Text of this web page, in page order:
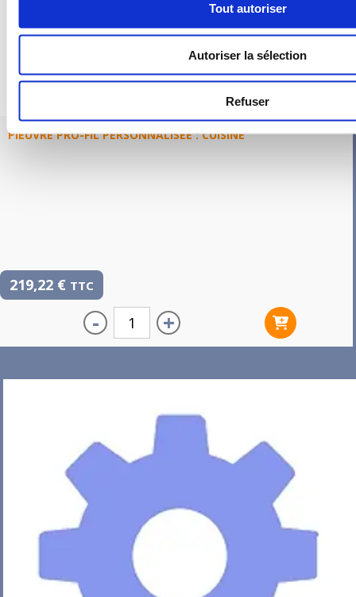
Tout autoriser
Autoriser la sélection
Refuser
PIEUVRE PRO-FIL PERSONNALISÉE : CUISINE
219,22 € TTC
- +